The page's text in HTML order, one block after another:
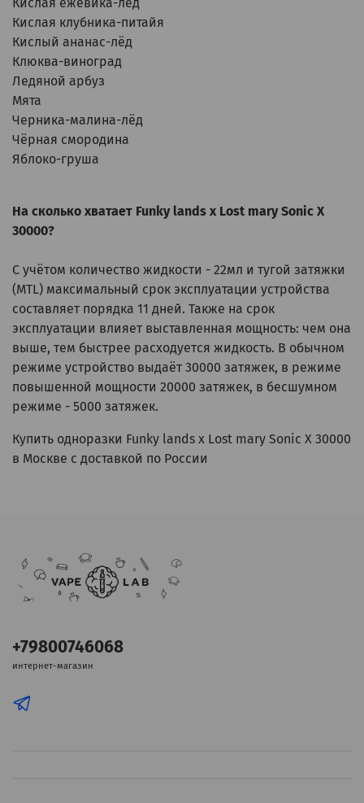
Кислая клубника-питайя
Кислый ананас-лёд
Клюква-виноград
Ледяной арбуз
Мята
Черника-малина-лёд
Чёрная смородина
Яблоко-груша
На сколько хватает Funky lands x Lost mary Sonic X
30000?
С учётом количество жидкости - 22мл и тугой затяжки
(MTL) максимальный срок эксплуатации устройства
составляет порядка 11 дней. Также на срок
эксплуатации влияет выставленная мощность: чем она
выше, тем быстрее расходуется жидкость. В обычном
режиме устройство выдаёт 30000 затяжек, в режиме
повышенной мощности 20000 затяжек, в бесшумном
режиме - 5000 затяжек.
Купить одноразки Funky lands x Lost mary Sonic X 30000
в Москве с доставкой по России
+79800746068
интернет-магазин